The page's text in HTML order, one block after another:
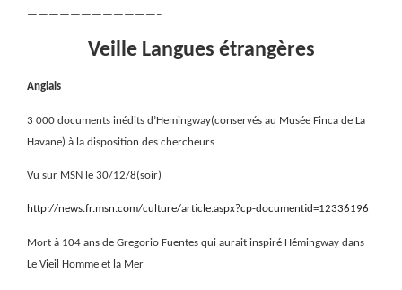
————————————–
Veille Langues étrangères
Anglais
3 000 documents inédits d’Hemingway(conservés au Musée Finca de La
Havane) à la disposition des chercheurs
Vu sur MSN le 30/12/8(soir)
http://news.fr.msn.com/culture/article.aspx?cp-documentid=12336196
Mort à 104 ans de Gregorio Fuentes qui aurait inspiré Hémingway dans
Le Vieil Homme et la Mer